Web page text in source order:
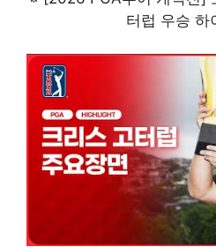
터럽 우승 하